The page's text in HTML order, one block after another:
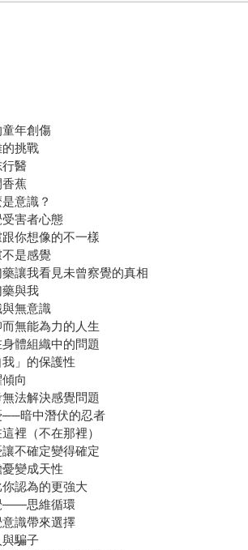
年創傷
挑戰
醫
蕉
意識？
害者心態
想像的不一樣
是感覺
我看見未曾察覺的真相
與我
無意識
無能為力的人生
體組織中的問題
」的保護性
向
法解決感覺問題
暗中潛伏的忍者
（不在那裡）
不確定變得確定
變成天性
認為的更強大
——思維循環
識帶來選擇
騙子